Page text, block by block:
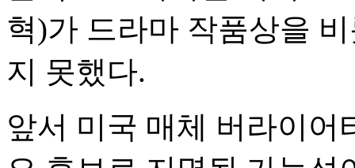
혁)가 드라마 작품상을
지 못했다.
앞서 미국 매체 버라이어